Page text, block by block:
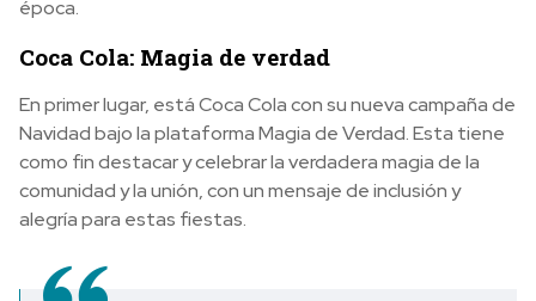
época.
Coca Cola: Magia de verdad
En primer lugar, estáCoca Cola con su nueva campaña de
Navidad bajo la plataforma Magia de Verdad. Esta tiene
como fin destacar y celebrar la verdadera magia de la
comunidad y la unión, con un mensaje de inclusión y
alegría para estas fiestas.